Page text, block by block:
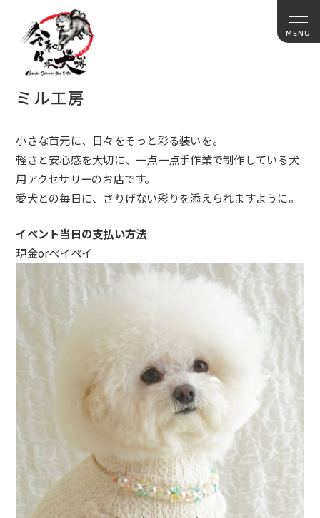
ミル工房
小さな首元に、日々をそっと彩る装いを。
軽さと安心感を大切に、一点一点手作業で制作している犬
用アクセサリーのお店です。
愛犬との毎日に、さりげない彩りを添えられますように。
イベント当日の支払い方法
現金orペイペイ